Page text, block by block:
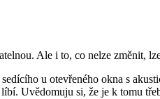
Ale i to, co nelze změnit,
u otevřeného okna s
Uvědomuju si, že je k tomu